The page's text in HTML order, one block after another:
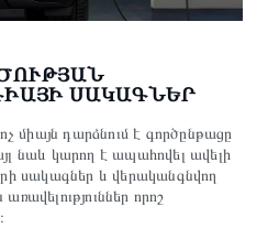
ՍԱԿԱԳՆԵՐ
միայն դարձնում է գործընթացը
նաև կարող է ապահովել ավելի
սակագներ և վերականգնվող
որոշ